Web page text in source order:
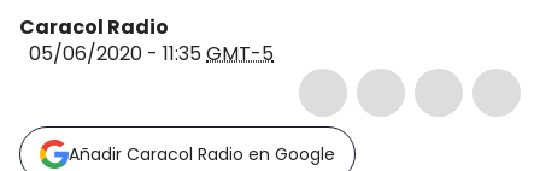
Caracol Radio
05/06/2020 - 11:35GMT-5
Añadir Caracol Radio en Google